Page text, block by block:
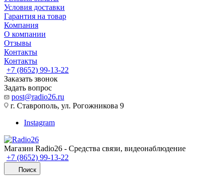
Условия доставки
Гарантия на товар
Компания
О компании
Отзывы
Контакты
Контакты
+7 (8652) 99-13-22
Заказать звонок
Задать вопрос
post@radio26.ru
г. Ставрополь, ул. Рогожникова 9
Instagram
Магазин Radio26 - Средства связи, видеонаблюдение
+7 (8652) 99-13-22
Поиск